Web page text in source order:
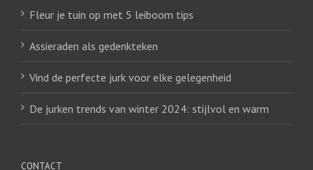
Fleur je tuin op met 5 leiboom tips
Assieraden als gedenkteken
Vind de perfecte jurk voor elke gelegenheid
De jurken trends van winter 2024: stijlvol en warm
CONTACT